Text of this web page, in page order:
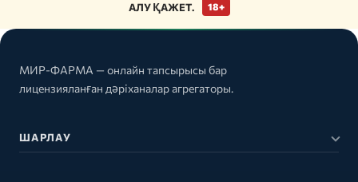
АЛУ ҚАЖЕТ.
18+
МИР-ФАРМА — онлайн тапсырысы бар
лицензияланған дәріханалар агрегаторы.
ШАРЛАУ